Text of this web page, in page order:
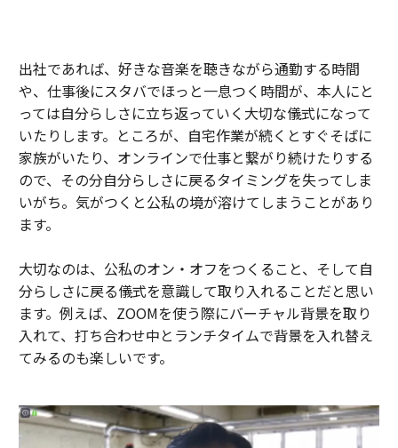
出社であれば、好きな音楽を聴きながら通勤する時間
や、仕事後にスタバでほっと一息つく時間が、本人にと
っては自分らしさに立ち返っていく大切な儀式になって
いたりします。ところが、自宅作業が続くとすぐそばに
家族がいたり、オンラインで仕事と繋がり続けたりする
ので、その分自分らしさに戻るタイミングを失ってしま
いがち。気がつくと公私の境が溶けてしまうことがあり
ます。
大切なのは、公私のオン・オフをつくること、そして自
分らしさに戻る儀式を意識して取り入れることだと思い
ます。例えば、ZOOMを使う際にバーチャル背景を取り
入れて、打ち合わせ中とランチタイムで背景を入れ替え
てみるのも楽しいです。